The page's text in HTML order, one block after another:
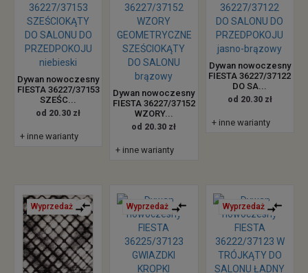
Dywan nowoczesny
FIESTA 36227/37153
SZEŚC...
od 20.30 zł
+ inne warianty
Dywan nowoczesny
FIESTA 36227/37152
WZORY...
od 20.30 zł
+ inne warianty
Dywan nowoczesny
FIESTA 36227/37122
DO SA...
od 20.30 zł
+ inne warianty
Wyprzedaż Wyprzedaż Wyprzedaż